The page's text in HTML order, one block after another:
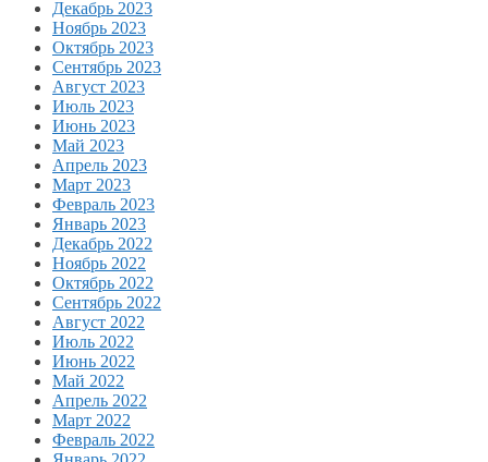
Декабрь 2023
Ноябрь 2023
Октябрь 2023
Сентябрь 2023
Август 2023
Июль 2023
Июнь 2023
Май 2023
Апрель 2023
Март 2023
Февраль 2023
Январь 2023
Декабрь 2022
Ноябрь 2022
Октябрь 2022
Сентябрь 2022
Август 2022
Июль 2022
Июнь 2022
Май 2022
Апрель 2022
Март 2022
Февраль 2022